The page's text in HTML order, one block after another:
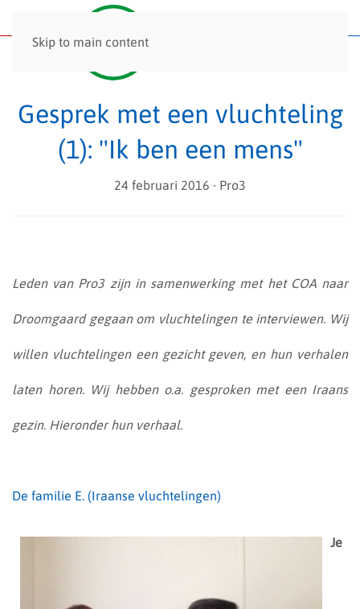
Skip to main content
Gesprek met een vluchteling
(1): "Ik ben een mens"
24 februari 2016 ∙ Pro3
Leden van Pro3 zijn in samenwerking met het COA naar
Droomgaard gegaan om vluchtelingen te interviewen. Wij
willen vluchtelingen een gezicht geven, en hun verhalen
laten horen. Wij hebben o.a. gesproken met een Iraans
gezin. Hieronder hun verhaal.
De familie E. (Iraanse vluchtelingen)
Je